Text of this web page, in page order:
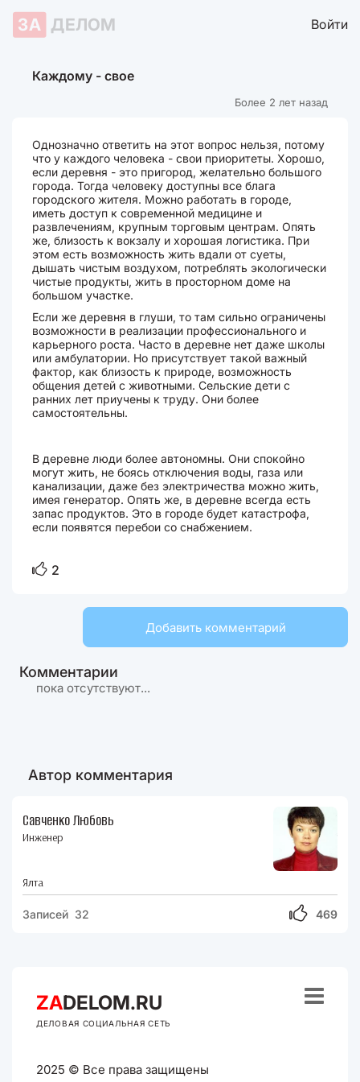
ЗА ДЕЛОМ Войти
Каждому - свое
Более 2 лет назад
Однозначно ответить на этот вопрос нельзя, потому
что у каждого человека - свои приоритеты. Хорошо,
если деревня - это пригород, желательно большого
города. Тогда человеку доступны все блага
городского жителя. Можно работать в городе,
иметь доступ к современной медицине и
развлечениям, крупным торговым центрам. Опять
же, близость к вокзалу и хорошая логистика. При
этом есть возможность жить вдали от суеты,
дышать чистым воздухом, потреблять экологически
чистые продукты, жить в просторном доме на
большом участке.
Если же деревня в глуши, то там сильно ограничены
возможности в реализации профессионального и
карьерного роста. Часто в деревне нет даже школы
или амбулатории. Но присутствует такой важный
фактор, как близость к природе, возможность
общения детей с животными. Сельские дети с
ранних лет приучены к труду. Они более
самостоятельны.
В деревне люди более автономны. Они спокойно
могут жить, не боясь отключения воды, газа или
канализации, даже без электричества можно жить,
имея генератор. Опять же, в деревне всегда есть
запас продуктов. Это в городе будет катастрофа,
если появятся перебои со снабжением.
2
Добавить комментарий
Комментарии
пока отсутствуют...
Автор комментария
Савченко Любовь
Инженер
Ялта
469
Записей 32
ZADELOM.RU
ДЕЛОВАЯ СОЦИАЛЬНАЯ СЕТЬ
2025 © Все права защищены
